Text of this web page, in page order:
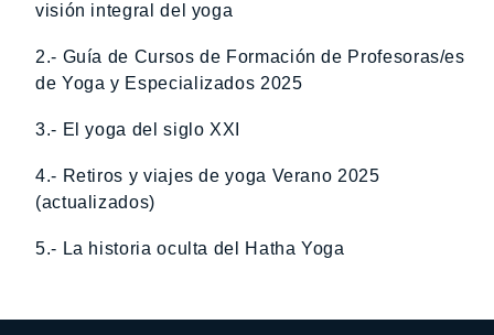
visión integral del yoga
2.- Guía de Cursos de Formación de Profesoras/es
de Yoga y Especializados 2025
3.- El yoga del siglo XXI
4.- Retiros y viajes de yoga Verano 2025
(actualizados)
5.- La historia oculta del Hatha Yoga